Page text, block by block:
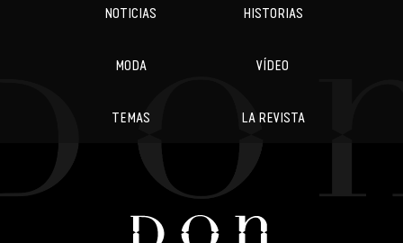
NOTICIAS HISTORIAS
MODA VÍDEO
TEMAS LA REVISTA